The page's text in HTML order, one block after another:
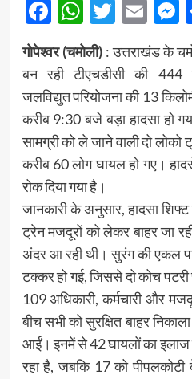
Facebook
गोपेश्वर (चमोली): उत्तराखंड के
बन रही टीएचडीसी की 444
जलविद्युत परियोजना की 13
करीब 9:30 बजे बड़ा हादसा हो
सामग्री को ले जाने वाली दो
करीब 60 लोग घायल हो गए।
रोक दिया गया है।
जानकारी के अनुसार, हादसा
ट्रेन मजदूरों को लेकर बाहर जा
अंदर आ रही थी। सुरंग की एकल
टक्कर हो गई, जिससे दो कोच
109 अधिकारी, कर्मचारी और
बीच सभी को सुरक्षित बाहर
आईं। इनमें से 42 घायलों का इलाज
रहा है, जबकि 17 को पीपलकोटी